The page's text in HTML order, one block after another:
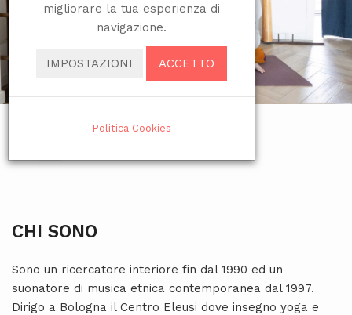
CHI SONO
Sono un ricercatore interiore fin dal 1990 ed un
suonatore di musica etnica contemporanea dal 1997.
Dirigo a Bologna il Centro Eleusi dove insegno yoga e
migliorare la tua esperienza di
navigazione.
IMPOSTAZIONI ACCETTO
Politica Cookies